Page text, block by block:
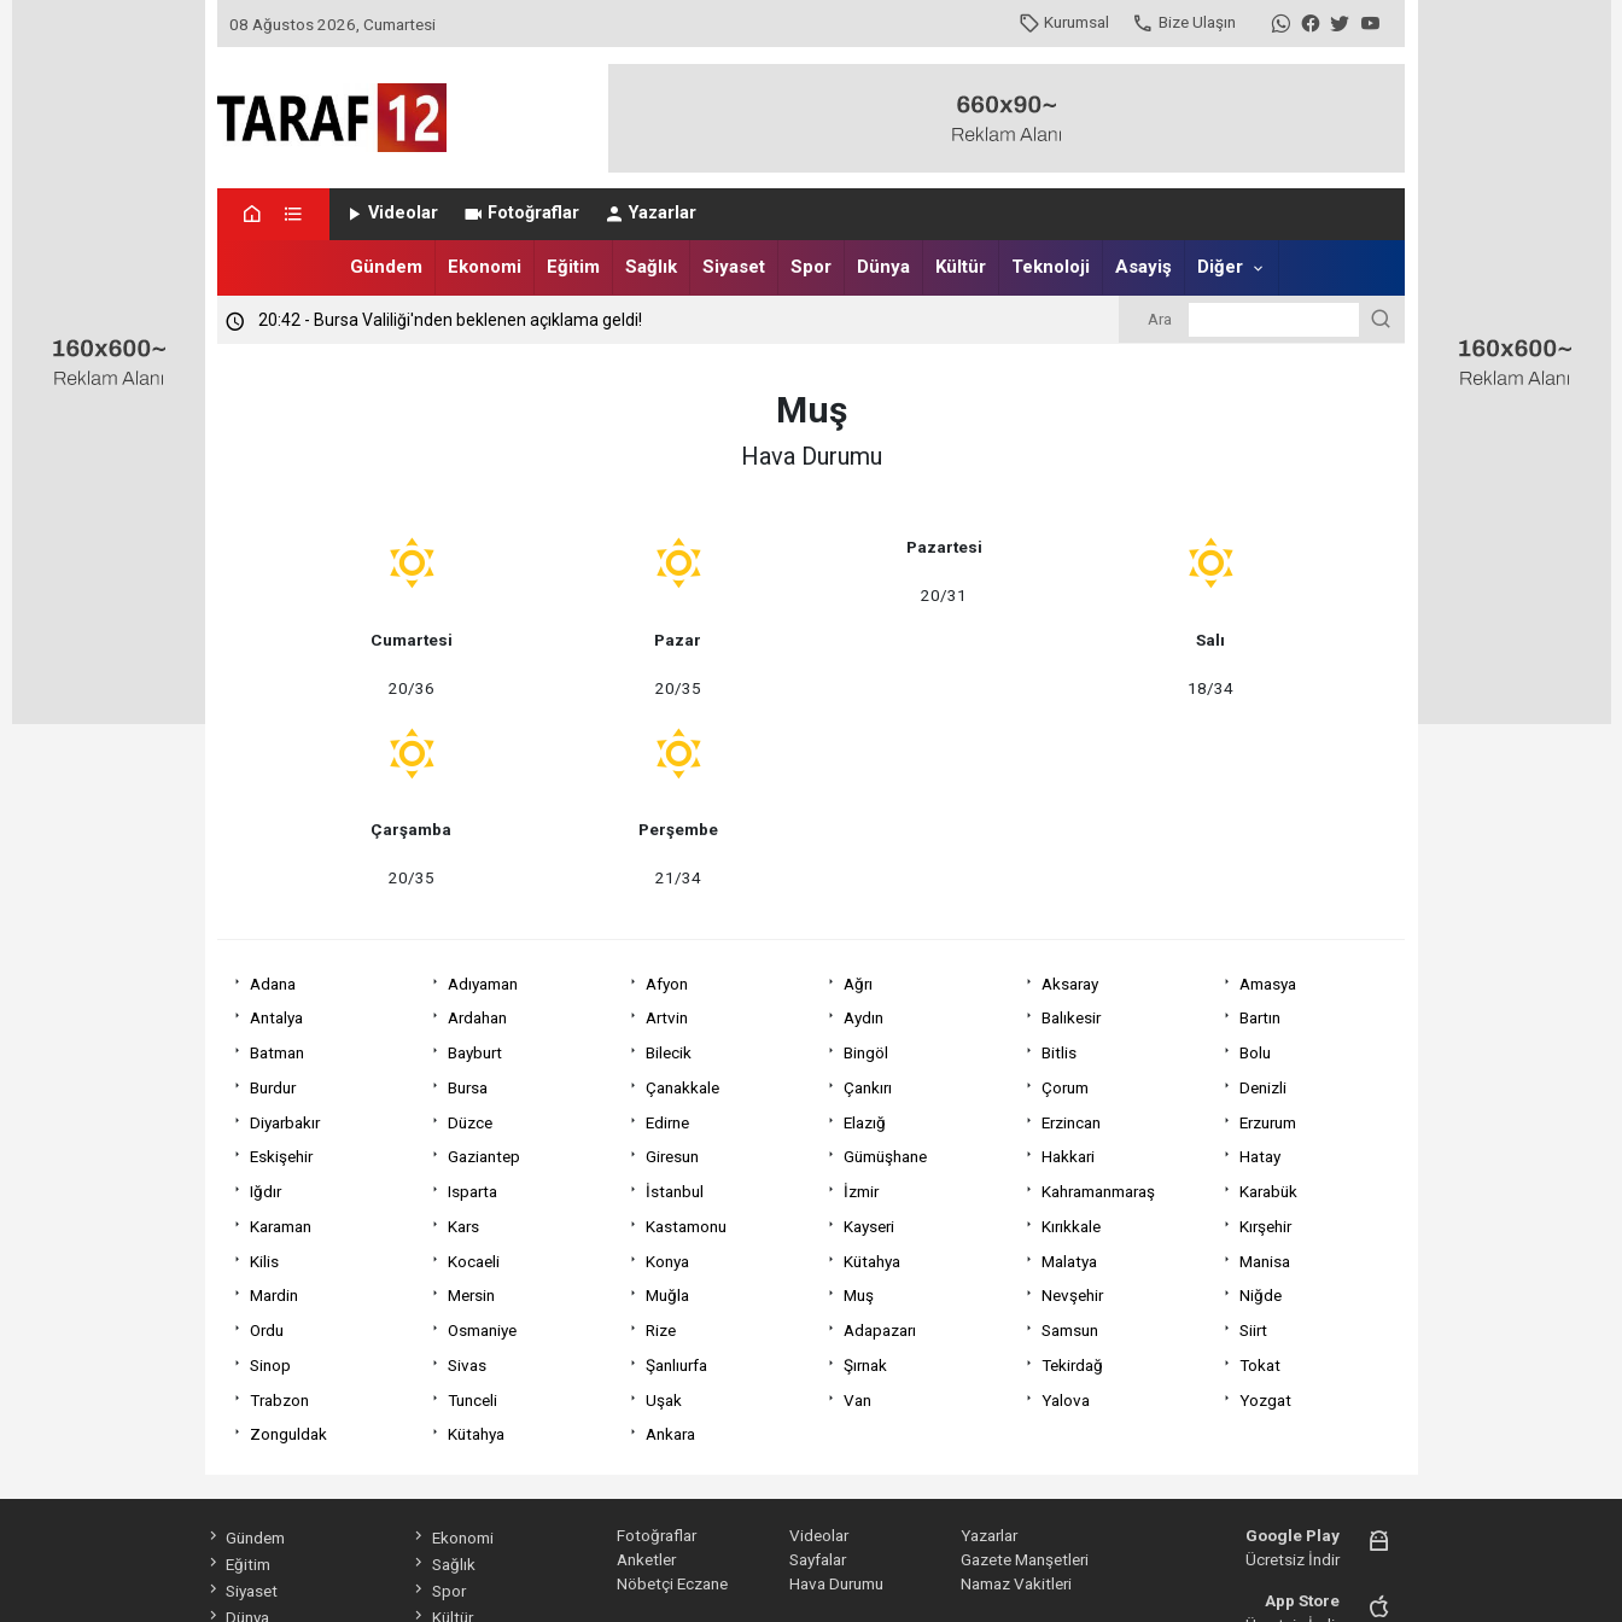
08 Ağustos 2026, Cumartesi Kurumsal Bize Ulaşın
Videolar Fotoğraflar Yazarlar
Gündem Ekonomi Eğitim Sağlık Siyaset Spor Dünya Kültür Teknoloji Asayiş Diğer
20:42 - Bursa Valiliği'nden beklenen açıklama geldi! Ara
Muş
Hava Durumu
Cumartesi
20/36
Pazar
20/35
Pazartesi
20/31
Salı
18/34
Çarşamba
20/35
Perşembe
21/34
Adana Adıyaman Afyon Ağrı Aksaray
Amasya
Antalya
Ardahan Artvin Aydın Balıkesir
Bartın
Batman
Bayburt Bilecik Bingöl Bitlis
Bolu
Burdur
Bursa Çanakkale Çankırı Çorum
Denizli
Diyarbakır
Düzce Edirne Elazığ Erzincan
Erzurum
Eskişehir
Gaziantep Giresun Gümüşhane Hakkari
Hatay
Iğdır
Isparta İstanbul İzmir Kahramanmaraş
Karabük
Karaman
Kars Kastamonu Kayseri Kırıkkale
Kırşehir
Kilis
Kocaeli Konya Kütahya Malatya
Manisa
Mardin
Mersin Muğla Muş Nevşehir
Niğde
Ordu
Osmaniye Rize Adapazarı Samsun
Siirt
Sinop
Sivas Şanlıurfa Şırnak Tekirdağ
Tokat
Trabzon
Tunceli Uşak Van Yalova
Yozgat
Zonguldak
Kütahya Ankara
Gündem
Ekonomi
Eğitim
Sağlık
Siyaset
Spor
Dünya
Kültür
Fotoğraflar Videolar
Yazarlar
Anketler
Sayfalar
Gazete Manşetleri
Nöbetçi Eczane
Hava Durumu Namaz Vakitleri
Google Play
Ücretsiz İndir
App Store